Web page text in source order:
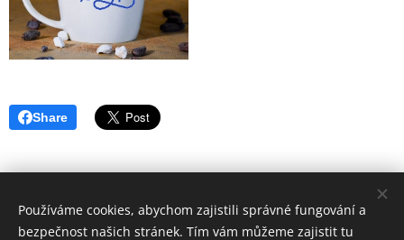
Share
Používáme cookies, abychom zajistili správné fungování a
bezpečnost našich stránek. Tím vám můžeme zajistit tu